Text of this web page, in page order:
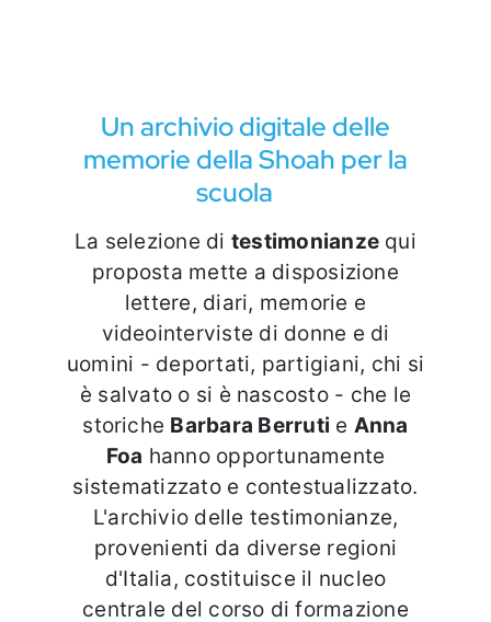
Un archivio digitale delle
memorie della Shoah per la
scuola
La selezione di testimonianzequi
proposta mette a disposizione
lettere, diari, memorie e
videointerviste di donne e di
uomini - deportati, partigiani, chi si
è salvato o si è nascosto - che le
storiche Barbara Berruti e Anna
Foa hanno opportunamente
sistematizzato e contestualizzato.
L'archivio delle testimonianze,
provenienti da diverse regioni
d'Italia, costituisce il nucleo
centrale del corso di formazione